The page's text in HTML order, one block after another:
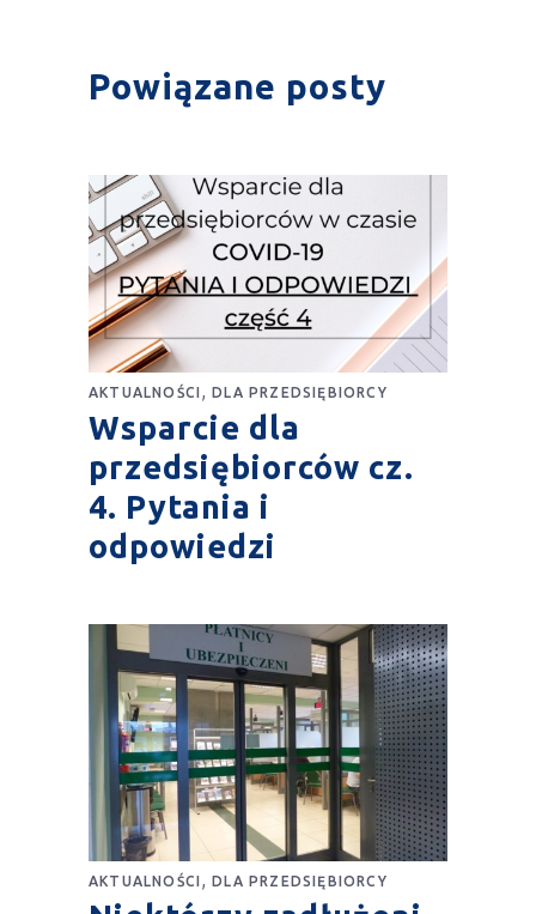
Powiązane posty
AKTUALNOŚCI,DLA PRZEDSIĘBIORCY
Wsparcie dla
przedsiębiorców cz.
4. Pytania i
odpowiedzi
AKTUALNOŚCI ,DLA PRZEDSIĘBIORCY